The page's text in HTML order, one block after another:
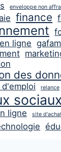
enveloppe non
finance
ligne gafam
des
relance
sociaux
ligne
site